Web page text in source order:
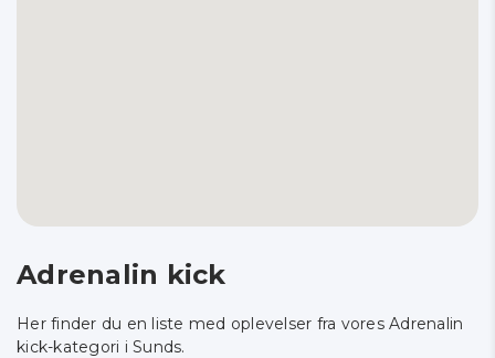
Adrenalin kick
Her finder du en liste med oplevelser fra vores Adrenalin
kick-kategori i Sunds.